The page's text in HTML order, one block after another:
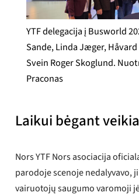
YTF delegacija į Busworld
Sande, Linda Jæger,
Svein Roger Skoglund.
Praconas
Laikui bėgant
Nors YTF Nors asociacija
parodoje scenoje nedalyvavo,
vairuotojų saugumo varomoji